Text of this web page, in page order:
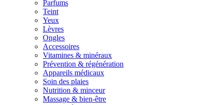
Parfums
Teint
Yeux
Lèvres
Ongles
Accessoires
Vitamines & minéraux
Prévention & régénération
Appareils médicaux
Soin des plaies
Nutrition & minceur
Massage & bien-être